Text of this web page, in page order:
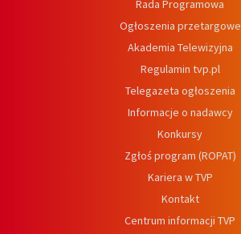
Rada Programowa
Ogłoszenia przetargowe
Akademia Telewizyjna
Regulamin tvp.pl
Telegazeta ogłoszenia
Informacje o nadawcy
Konkursy
Zgłoś program (ROPAT)
Kariera w TVP
Kontakt
Centrum informacji TVP